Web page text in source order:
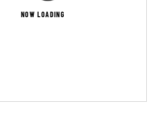
NOW LOADING